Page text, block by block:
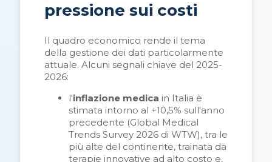
pressione sui costi
Il quadro economico rende il tema
della gestione dei dati particolarmente
attuale. Alcuni segnali chiave del 2025-
2026:
l'inflazione medica in Italia è
stimata intorno al +10,5% sull'anno
precedente (Global Medical
Trends Survey 2026 di WTW), tra le
più alte del continente, trainata da
terapie innovative ad alto costo e,